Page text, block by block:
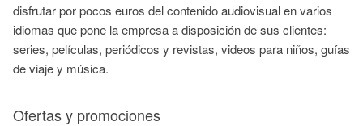
disfrutar por pocos euros del contenido audiovisual en varios
idiomas que pone la empresa a disposición de sus clientes:
series, películas, periódicos y revistas, videos para niños, guías
de viaje y música.
Ofertas y promociones